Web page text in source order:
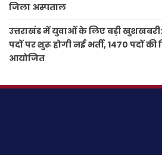
जिला अस्पताल
उत्तराखंड में युवाओं के लिए बड़ी
पदों पर शुरू होगी नई भर्ती, 1470 पदों की
आयोजित